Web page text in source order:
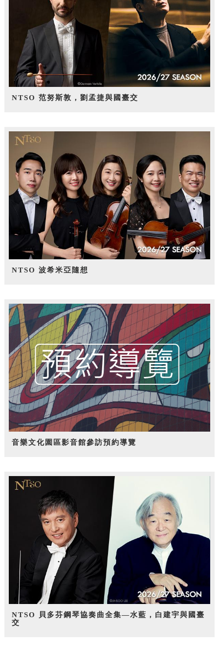
NTSO 范努斯敦，劉孟捷與國臺交
NTSO 波希米亞隨想
音樂文化園區影音館參訪預約導覽
NTSO 貝多芬鋼琴協奏曲全集—水藍，白建宇與國臺
交